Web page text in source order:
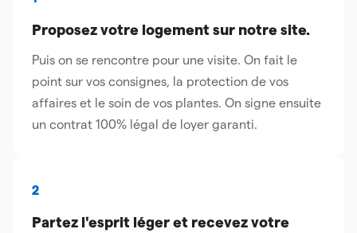
Proposez votre logement sur notre site.
Puis on se rencontre pour une visite. On fait le
point sur vos consignes, la protection de vos
affaires et le soin de vos plantes. On signe ensuite
un contrat 100% légal de loyer garanti.
2
Partez l'esprit léger et recevez votre